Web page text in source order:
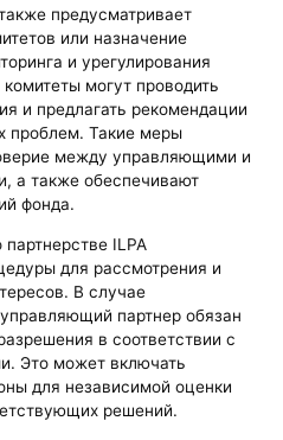
предусматривает
или назначение
и урегулирования
могут проводить
и предлагать рекомендации
проблем. Такие меры
между управляющими и
а также обеспечивают
фонда.
ILPA
для рассмотрения и
В случае
партнер обязан
в соответствии с
Это может включать
для независимой оценки
решений.